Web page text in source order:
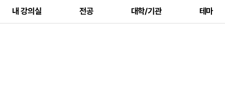
내 강의실 전공 대학/기관 테마